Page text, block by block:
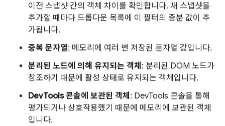
이전 스냅샷 간의 객체 차이를 확인합니다. 새 스냅샷을
추가할 때마다 드롭다운 목록에 이 필터의 증분 값이 추
가됩니다.
중복 문자열: 메모리에 여러 번 저장된 문자열 값입니다.
분리된 노드에 의해 유지되는 객체 : 분리된 DOM 노드가
참조하기 때문에 활성 상태로 유지되는 객체입니다.
DevTools 콘솔에 보관된 객체 : DevTools 콘솔을 통해
평가되거나 상호작용했기 때문에 메모리에 보관된 객체
입니다.